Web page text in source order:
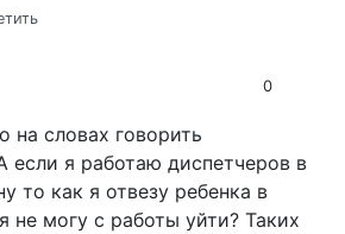
0
на словах говорить
если я работаю диспетчеров в
то как я отвезу ребенка в
не могу с работы уйти? Таких